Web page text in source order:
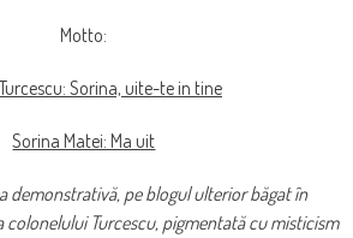
Motto:
Sorina, uite-te in tine
Sorina Matei: Ma uit
demonstrativă, pe blogul ulterior băgat în
colonelului Turcescu, pigmentată cu misticism